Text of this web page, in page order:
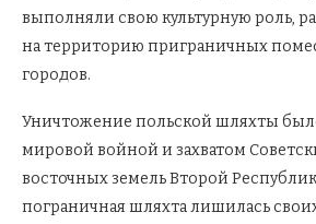
выполняли свою культурную роль,
на территорию приграничных
городов.
Уничтожение польской шляхты
мировой войной и захватом
восточных земель Второй
пограничная шляхта лишилась